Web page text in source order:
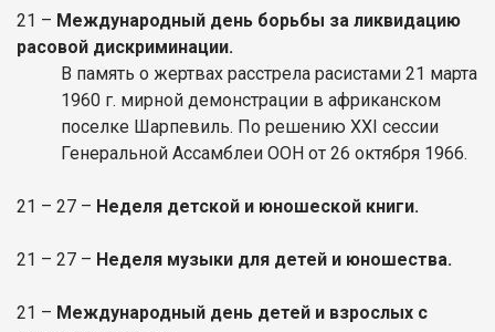
21 – Международный день борьбы за ликвидацию
расовой дискриминации.
В память о жертвах расстрела расистами 21 марта
1960 г. мирной демонстрации в африканском
поселке Шарпевиль. По решению XXI сессии
Генеральной Ассамблеи ООН от 26 октября 1966.
21 – 27 – Неделя детской и юношеской книги.
21 – 27 – Неделя музыки для детей и юношества.
21 – Международный день детей и взрослых с